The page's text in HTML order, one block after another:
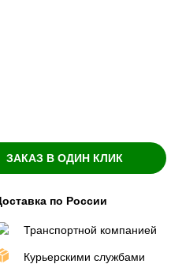
ЗАКАЗ В ОДИН КЛИК
по России
Транспортной компанией
Курьерскими службами